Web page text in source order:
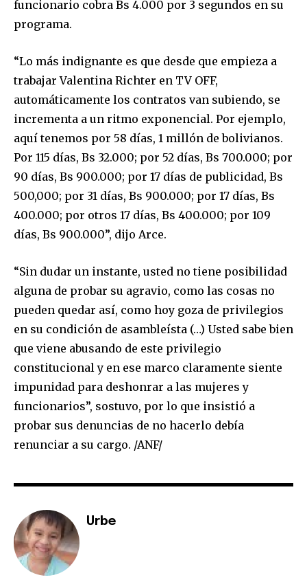
I've read and accept the
funcionario cobra Bs 4.000 por 3 segundos en su
programa.
“Lo más indignante es que desde que empieza a
trabajar Valentina Richter en TV OFF,
automáticamente los contratos van subiendo, se
incrementa a un ritmo exponencial. Por ejemplo,
aquí tenemos por 58 días, 1 millón de bolivianos.
Por 115 días, Bs 32.000; por 52 días, Bs 700.000; por
90 días, Bs 900.000; por 17 días de publicidad, Bs
500,000; por 31 días, Bs 900.000; por 17 días, Bs
400.000; por otros 17 días, Bs 400.000; por 109
días, Bs 900.000”, dijo Arce.
“Sin dudar un instante, usted no tiene posibilidad
alguna de probar su agravio, como las cosas no
pueden quedar así, como hoy goza de privilegios
en su condición de asambleísta (…) Usted sabe bien
que viene abusando de este privilegio
constitucional y en ese marco claramente siente
impunidad para deshonrar a las mujeres y
funcionarios”, sostuvo, por lo que insistió a
probar sus denuncias de no hacerlo debía
renunciar a su cargo. /ANF/
Urbe